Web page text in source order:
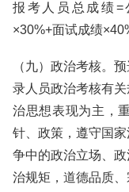
报考人员总成绩=
×30%+面试成绩
（九）政治考核。
录人员政治考核有
治思想表现为主，
针、政策，遵守国
争中的政治立场、
治规矩，道德品质